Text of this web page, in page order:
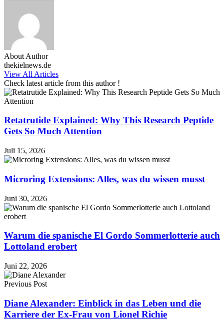
About Author
thekielnews.de
View All Articles
Check latest article from this author !
Retatrutide Explained: Why This Research Peptide
Gets So Much Attention
Juli 15, 2026
Microring Extensions: Alles, was du wissen musst
Juni 30, 2026
Warum die spanische El Gordo Sommerlotterie auch
Lottoland erobert
Juni 22, 2026
Previous Post
Diane Alexander: Einblick in das Leben und die
Karriere der Ex-Frau von Lionel Richie